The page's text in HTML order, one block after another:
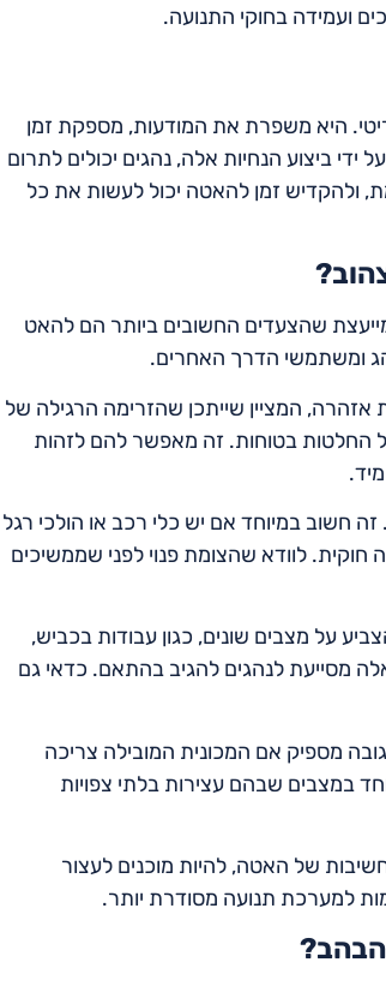
ועמידה בחוקי התנועה.
היא משפרת את המודעות, מספקת זמן
ידי ביצוע הנחיות אלה, נהגים יכולים לתרום
ולהקדיש זמן להאטה יכול לעשות את כל
שהצעדים החשובים ביותר הם להאט
ומשתמשי הדרך האחרים.
המציין שייתכן שהזרימה הרגילה של
החלטות בטוחות. זה מאפשר להם לזהות
חשוב במיוחד אם יש כלי רכב או הולכי רגל
חוקית. לוודא שהצומת פנוי לפני שממשיכים
על מצבים שונים, כגון עבודות בכביש,
מסייעת לנהגים להגיב בהתאם. כדאי גם
מספיק אם המכונית המובילה צריכה
במצבים שבהם עצירות בלתי צפויות
של האטה, להיות מוכנים לעצור
למערכת תנועה מסודרת יותר.